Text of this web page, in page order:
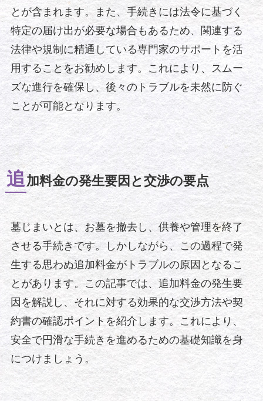
とが含まれます。また、手続きには法令に基づく
特定の届け出が必要な場合もあるため、関連する
法律や規制に精通している専門家のサポートを活
用することをお勧めします。これにより、スムー
ズな進行を確保し、後々のトラブルを未然に防ぐ
ことが可能となります。
追加料金の発生要因と交渉の要点
墓じまいとは、お墓を撤去し、供養や管理を終了
させる手続きです。しかしながら、この過程で発
生する思わぬ追加料金がトラブルの原因となるこ
とがあります。この記事では、追加料金の発生要
因を解説し、それに対する効果的な交渉方法や契
約書の確認ポイントを紹介します。これにより、
安全で円滑な手続きを進めるための基礎知識を身
につけましょう。